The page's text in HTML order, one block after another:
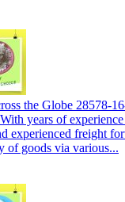
the Globe 28578-
years of
experienced freight
of goods via various...